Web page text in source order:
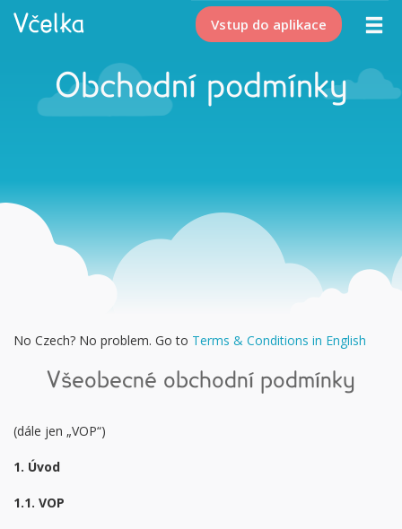
Vstup do aplikace
Obchodní podmínky
No Czech? No problem. Go to Terms & Conditions in English
Všeobecné obchodní podmínky
(dále jen „VOP“)
1. Úvod
1.1. VOP